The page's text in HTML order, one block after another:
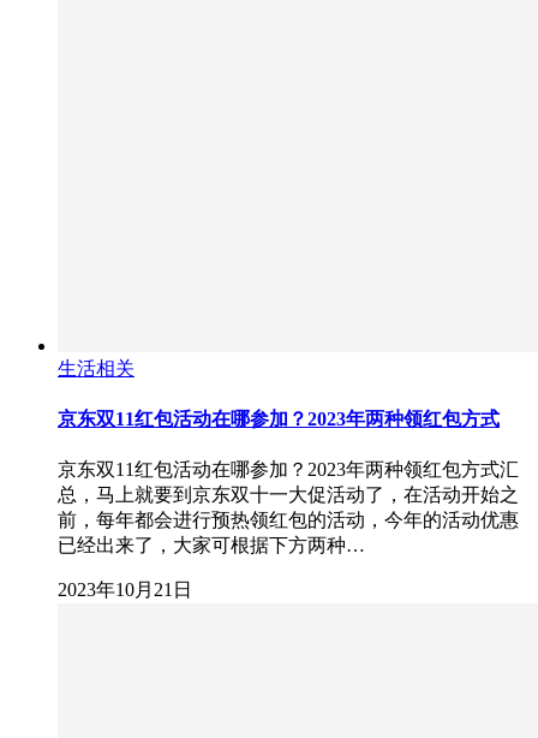
生活相关
京东双11红包活动在哪参加？2023年两种领红包方式
京东双11红包活动在哪参加？2023年两种领红包方式汇
总，马上就要到京东双十一大促活动了，在活动开始之
前，每年都会进行预热领红包的活动，今年的活动优惠
已经出来了，大家可根据下方两种…
2023年10月21日